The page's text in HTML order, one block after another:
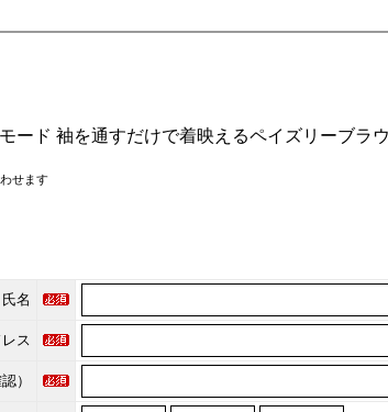
ード 袖を通すだけで着映えるペイズリーブラ
せます
氏名
ス
）